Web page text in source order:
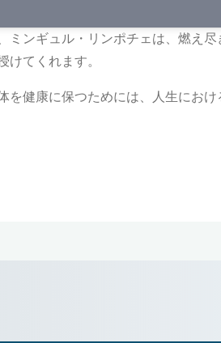
ミンギュル・リンポチェは、燃え
けてくれます。
を健康に保つためには、人生にお